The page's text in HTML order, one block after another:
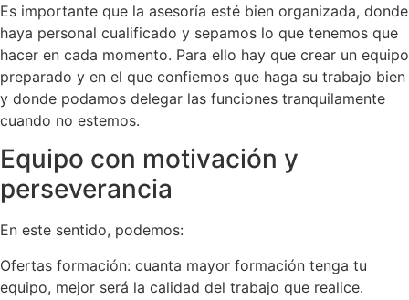
Es importante que la asesoría esté bien organizada, donde
haya personal cualificado y sepamos lo que tenemos que
hacer en cada momento. Para ello hay que crear un equipo
preparado y en el que confiemos que haga su trabajo bien
y donde podamos delegar las funciones tranquilamente
cuando no estemos.
Equipo con motivación y
perseverancia
En este sentido, podemos:
Ofertas formación: cuanta mayor formación tenga tu
equipo, mejor será la calidad del trabajo que realice.